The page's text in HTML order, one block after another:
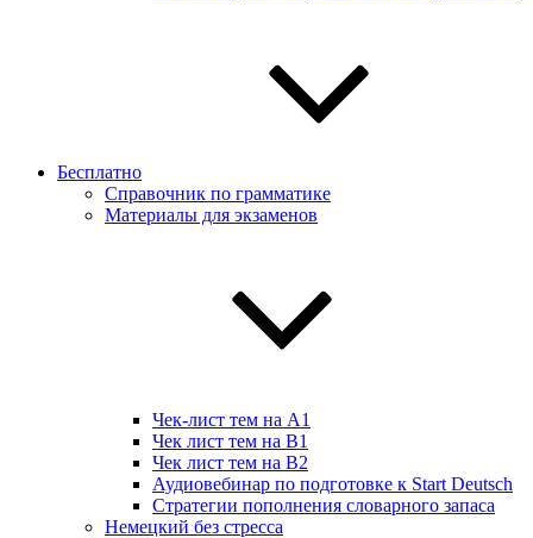
Бесплатно
Справочник по грамматике
Материалы для экзаменов
Чек-лист тем на А1
Чек лист тем на B1
Чек лист тем на B2
Аудиовебинар по подготовке к Start Deutsch
Стратегии пополнения словарного запаса
Немецкий без стресса